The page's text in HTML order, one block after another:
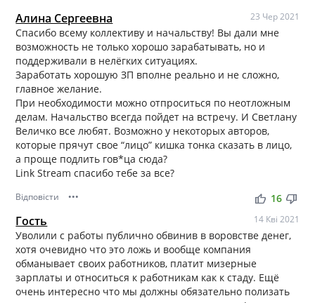
Алина Сергеевна 23 Чер 2021
Спасибо всему коллективу и начальству! Вы дали мне
возможность не только хорошо зарабатывать, но и
поддерживали в нелёгких ситуациях.
Заработать хорошую ЗП вполне реально и не сложно,
главное желание.
При необходимости можно отпроситься по неотложным
делам. Начальство всегда пойдет на встречу. И Светлану
Величко все любят. Возможно у некоторых авторов,
которые прячут свое “лицо” кишка тонка сказать в лицо,
а проще подлить гов*ца сюда?
Link Stream спасибо тебе за все?
Відповісти ••• thumb_up thumb_down
16
Гость 14 Кві 2021
Уволили с работы публично обвинив в воровстве денег,
хотя очевидно что это ложь и вообще компания
обманывает своих работников, платит мизерные
зарплаты и относиться к работникам как к стаду. Ещё
очень интересно что мы должны обязательно полизать